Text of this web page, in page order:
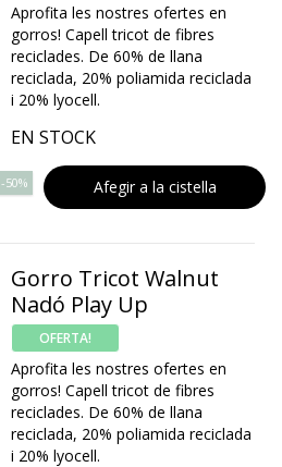
Aprofita les nostres ofertes en
gorros! Capell tricot de fibres
reciclades. De 60% de llana
reciclada, 20% poliamida reciclada
i 20% lyocell.
EN STOCK
-50% Afegir a la cistella
Gorro Tricot Walnut
Nadó Play Up
OFERTA!
Aprofita les nostres ofertes en
gorros! Capell tricot de fibres
reciclades. De 60% de llana
reciclada, 20% poliamida reciclada
i 20% lyocell.